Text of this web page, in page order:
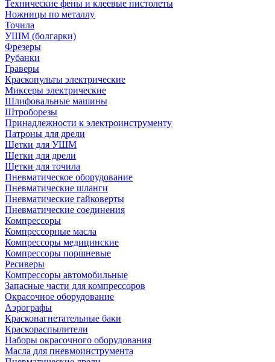
Технические фены и клеевые пистолеты
Ножницы по металлу
Точила
УШМ (болгарки)
Фрезеры
Рубанки
Граверы
Краскопульты электрические
Миксеры электрические
Шлифовальные машины
Штроборезы
Принадлежности к электроинструменту
Патроны для дрели
Щетки для УШМ
Щетки для дрели
Щетки для точила
Пневматическое оборудование
Пневматические шланги
Пневматические гайковерты
Пневматические соединения
Компрессоры
Компрессорные масла
Компрессоры медицинские
Компрессоры поршневые
Ресиверы
Компрессоры автомобильные
Запасные части для компрессоров
Окрасочное оборудование
Аэрографы
Красконагнетательные баки
Краскораспылители
Наборы окрасочного оборудования
Масла для пневмоинструмента